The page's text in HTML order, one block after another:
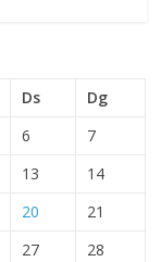
Ds
Dg
6
7
13
14
20
21
27
28